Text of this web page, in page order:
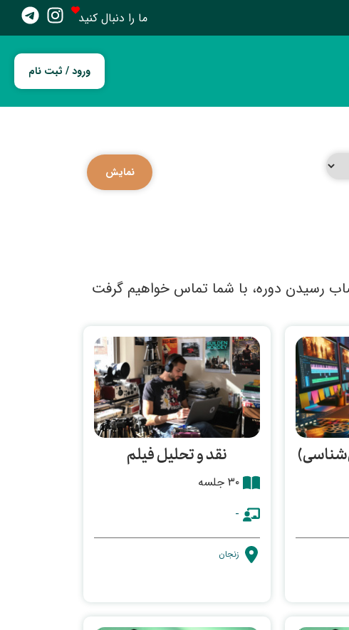
ما را دنبال کنید
ورود / ثبت نام
نمایش
رسیدن دوره، با شما تماس خواهیم گرفت
نقد و تحلیل فیلم
۳۰ جلسه
-
زنجان